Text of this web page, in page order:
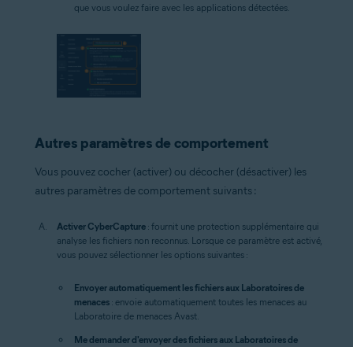
que vous voulez faire avec les applications détectées.
Autres paramètres de comportement
Vous pouvez cocher (activer) ou décocher (désactiver) les
autres paramètres de comportement suivants :
Activer CyberCapture : fournit une protection supplémentaire qui
analyse les fichiers non reconnus. Lorsque ce paramètre est activé,
vous pouvez sélectionner les options suivantes :
Envoyer automatiquement les fichiers aux Laboratoires de
menaces : envoie automatiquement toutes les menaces au
Laboratoire de menaces Avast.
Me demander d'envoyer des fichiers aux Laboratoires de